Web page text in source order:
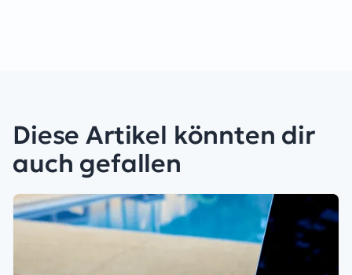
Diese Artikel könnten dir
auch gefallen